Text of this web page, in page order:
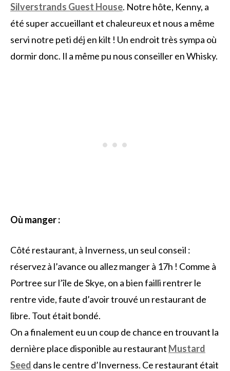
Silverstrands Guest House. Notre hôte, Kenny, a
été super accueillant et chaleureux et nous a même
servi notre peti déj en kilt ! Un endroit très sympa où
dormir donc. Il a même pu nous conseiller en Whisky.
Où manger :
Côté restaurant, à Inverness, un seul conseil :
réservez à l’avance ou allez manger à 17h ! Comme à
Portree sur l’île de Skye, on a bien failli rentrer le
rentre vide, faute d’avoir trouvé un restaurant de
libre. Tout était bondé.
On a finalement eu un coup de chance en trouvant la
dernière place disponible au restaurant Mustard
Seed dans le centre d’Inverness. Ce restaurant était